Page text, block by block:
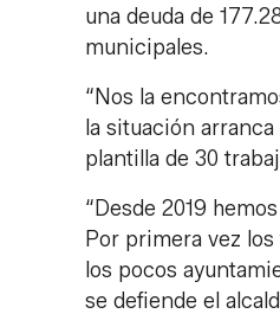
una deuda de
municipales.
“Nos la
la situación
plantilla de 30
“Desde 2019
Por primera vez
los pocos
se defiende el